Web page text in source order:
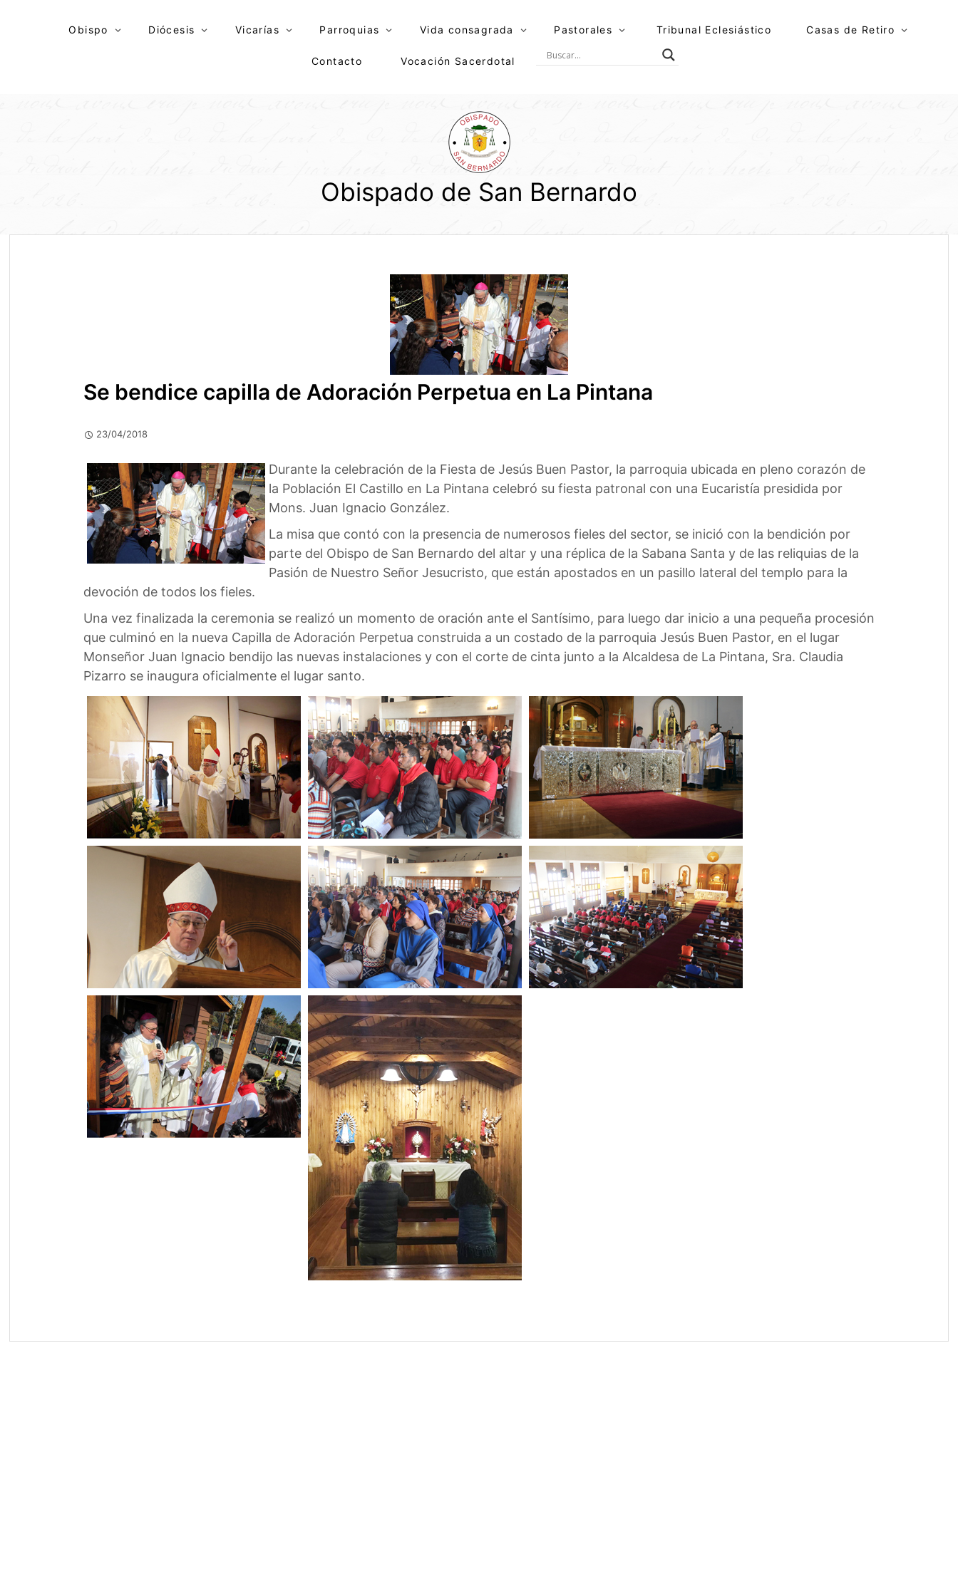
Obispo Diócesis Vicarías Parroquias Vida consagrada Pastorales Tribunal Eclesiástico Casas de Retiro
Contacto Vocación Sacerdotal
Obispado de San Bernardo
Se bendice capilla de Adoración Perpetua en La Pintana
23/04/2018
Durante la celebración de la Fiesta de Jesús Buen Pastor, la parroquia ubicada en pleno corazón de
la Población El Castillo en La Pintana celebró su fiesta patronal con una Eucaristía presidida por
Mons. Juan Ignacio González.
La misa que contó con la presencia de numerosos fieles del sector, se inició con la bendición por
parte del Obispo de San Bernardo del altar y una réplica de la Sabana Santa y de las reliquias de la
Pasión de Nuestro Señor Jesucristo, que están apostados en un pasillo lateral del templo para la
devoción de todos los fieles.
Una vez finalizada la ceremonia se realizó un momento de oración ante el Santísimo, para luego dar inicio a una pequeña procesión
que culminó en la nueva Capilla de Adoración Perpetua construida a un costado de la parroquia Jesús Buen Pastor, en el lugar
Monseñor Juan Ignacio bendijo las nuevas instalaciones y con el corte de cinta junto a la Alcaldesa de La Pintana, Sra. Claudia
Pizarro se inaugura oficialmente el lugar santo.